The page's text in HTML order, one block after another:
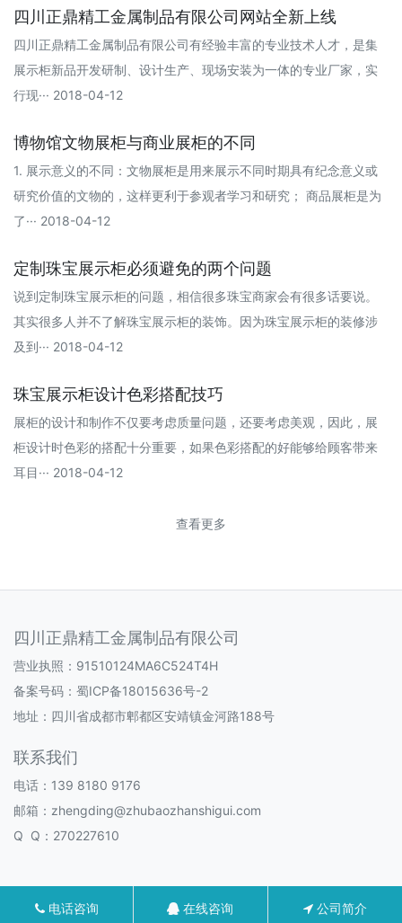
四川正鼎精工金属制品有限公司网站全新上线
四川正鼎精工金属制品有限公司有经验丰富的专业技术人才，是集
展示柜新品开发研制、设计生产、现场安装为一体的专业厂家，实
行现··· 2018-04-12
博物馆文物展柜与商业展柜的不同
1. 展示意义的不同：文物展柜是用来展示不同时期具有纪念意义或
研究价值的文物的，这样更利于参观者学习和研究； 商品展柜是为
了··· 2018-04-12
定制珠宝展示柜必须避免的两个问题
说到定制珠宝展示柜的问题，相信很多珠宝商家会有很多话要说。
其实很多人并不了解珠宝展示柜的装饰。因为珠宝展示柜的装修涉
及到··· 2018-04-12
珠宝展示柜设计色彩搭配技巧
展柜的设计和制作不仅要考虑质量问题，还要考虑美观，因此，展
柜设计时色彩的搭配十分重要，如果色彩搭配的好能够给顾客带来
耳目··· 2018-04-12
查看更多
四川正鼎精工金属制品有限公司
营业执照：91510124MA6C524T4H
备案号码： 蜀ICP备18015636号-2
地址：四川省成都市郫都区安靖镇金河路188号
联系我们
电话：139 8180 9176
邮箱：zhengding@zhubaozhanshigui.com
Q Q：270227610
电话咨询 在线咨询 公司简介